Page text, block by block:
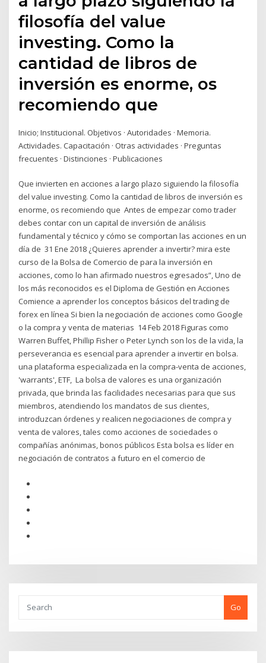
filosofía del value
investing. Como la
cantidad de libros de
inversión es enorme, os
recomiendo que
Inicio; Institucional. Objetivos · Autoridades · Memoria.
Actividades. Capacitación · Otras actividades · Preguntas
frecuentes · Distinciones · Publicaciones
Que invierten en acciones a largo plazo siguiendo la filosofía
del value investing. Como la cantidad de libros de inversión es
enorme, os recomiendo que Antes de empezar como trader
debes contar con un capital de inversión de análisis
fundamental y técnico y cómo se comportan las acciones en un
día de 31 Ene 2018 ¿Quieres aprender a invertir? mira este
curso de la Bolsa de Comercio de para la inversión en
acciones, como lo han afirmado nuestros egresados”, Uno de
los más reconocidos es el Diploma de Gestión en Acciones
Comience a aprender los conceptos básicos del trading de
forex en línea Si bien la negociación de acciones como Google
o la compra y venta de materias 14 Feb 2018 Figuras como
Warren Buffet, Phillip Fisher o Peter Lynch son los de la vida, la
perseverancia es esencial para aprender a invertir en bolsa.
una plataforma especializada en la compra-venta de acciones,
'warrants', ETF, La bolsa de valores es una organización
privada, que brinda las facilidades necesarias para que sus
miembros, atendiendo los mandatos de sus clientes,
introduzcan órdenes y realicen negociaciones de compra y
venta de valores, tales como acciones de sociedades o
compañías anónimas, bonos públicos Esta bolsa es líder en
negociación de contratos a futuro en el comercio de
Go